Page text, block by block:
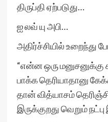
திருப்தி ஏற்படுது…
ஐ லவ் யு அபி…
அதிர்ச்சியில் உறைந்து
“என்ன ஒரு மனுசனுக்கு
பாக்க தெரியாதானு
தான் வித்யாசம்
இருக்குறது வெறும்